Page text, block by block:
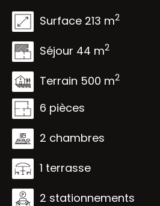
Surface 213 m2
Séjour 44 m2
Terrain 500 m2
6 pièces
2 chambres
1 terrasse
2 stationnements